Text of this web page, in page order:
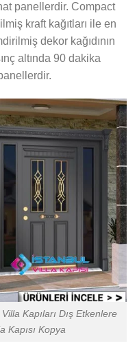
panellerdir. Compact
kraft kağıtları ile en
dekor kağıdının
altında 90 dakika
Kapıları Dış Etkenlere
Kapısı Kopya